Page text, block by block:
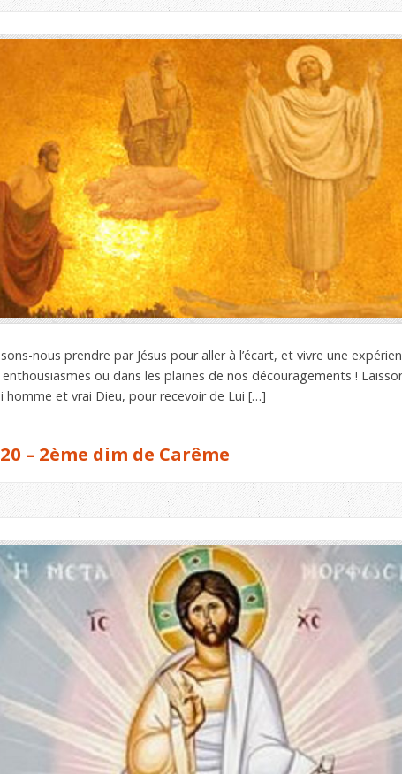
nous prendre par Jésus pour aller à l’écart, et vivre une
ou dans les plaines de nos découragements !
homme et vrai Dieu, pour recevoir de Lui […]
– 2ème dim de Carême